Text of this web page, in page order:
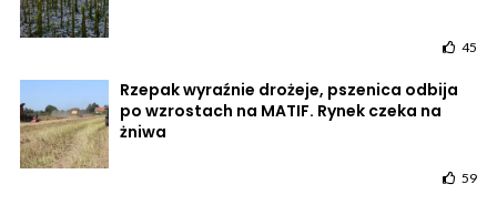
45
Rzepak wyraźnie drożeje, pszenica odbija
po wzrostach na MATIF. Rynek czeka na
żniwa
59